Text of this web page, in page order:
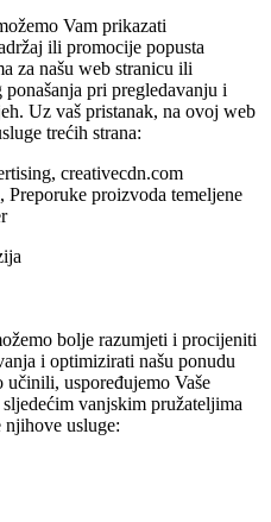
Vam prikazati
ili promocije popusta
za našu web stranicu ili
pri pregledavanju i
Uz vaš pristanak, na ovoj web
trećih strana:
creativecdn.com
proizvoda temeljene
bolje razumjeti i procijeniti
i optimizirati našu ponudu
uspoređujemo Vaše
vanjskim pružateljima
usluge: